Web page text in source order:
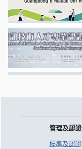
管理及認證
標準及認證